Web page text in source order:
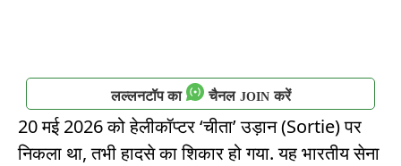
लल्लनटॉप का चैनल JOIN करें
20 मई 2026 को हेलीकॉप्टर ‘चीता’ उड़ान (Sortie) पर
निकला था, तभी हादसे का शिकार हो गया. यह भारतीय सेना